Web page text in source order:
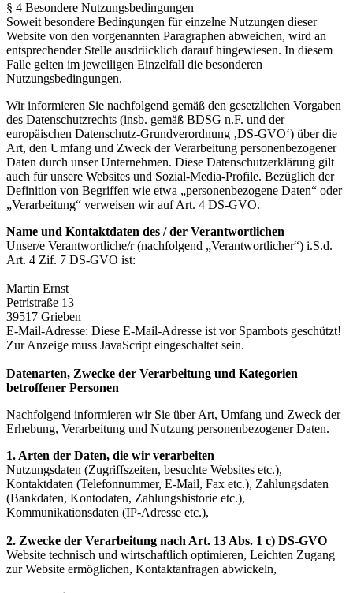
§ 4 Besondere Nutzungsbedingungen
Soweit besondere Bedingungen für einzelne Nutzungen dieser
Website von den vorgenannten Paragraphen abweichen, wird an
entsprechender Stelle ausdrücklich darauf hingewiesen. In diesem
Falle gelten im jeweiligen Einzelfall die besonderen
Nutzungsbedingungen.
Wir informieren Sie nachfolgend gemäß den gesetzlichen Vorgaben
des Datenschutzrechts (insb. gemäß BDSG n.F. und der
europäischen Datenschutz-Grundverordnung ‚DS-GVO‘) über die
Art, den Umfang und Zweck der Verarbeitung personenbezogener
Daten durch unser Unternehmen. Diese Datenschutzerklärung gilt
auch für unsere Websites und Sozial-Media-Profile. Bezüglich der
Definition von Begriffen wie etwa „personenbezogene Daten“ oder
„Verarbeitung“ verweisen wir auf Art. 4 DS-GVO.
Name und Kontaktdaten des / der Verantwortlichen
Unser/e Verantwortliche/r (nachfolgend „Verantwortlicher“) i.S.d.
Art. 4 Zif. 7 DS-GVO ist:
Martin Ernst
Petristraße 13
39517 Grieben
E-Mail-Adresse: Diese E-Mail-Adresse ist vor Spambots geschützt!
Zur Anzeige muss JavaScript eingeschaltet sein.
Datenarten, Zwecke der Verarbeitung und Kategorien
betroffener Personen
Nachfolgend informieren wir Sie über Art, Umfang und Zweck der
Erhebung, Verarbeitung und Nutzung personenbezogener Daten.
1. Arten der Daten, die wir verarbeiten
Nutzungsdaten (Zugriffszeiten, besuchte Websites etc.),
Kontaktdaten (Telefonnummer, E-Mail, Fax etc.), Zahlungsdaten
(Bankdaten, Kontodaten, Zahlungshistorie etc.),
Kommunikationsdaten (IP-Adresse etc.),
2. Zwecke der Verarbeitung nach Art. 13 Abs. 1 c) DS-GVO
Website technisch und wirtschaftlich optimieren, Leichten Zugang
zur Website ermöglichen, Kontaktanfragen abwickeln,